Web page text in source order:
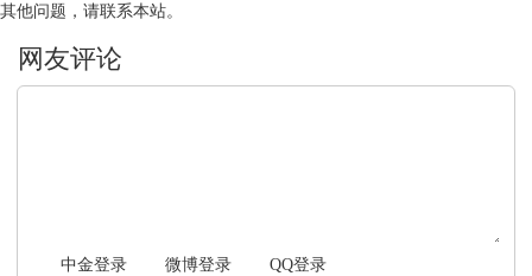
其他问题，请联系本站。
中金登录 微博登录 QQ登录